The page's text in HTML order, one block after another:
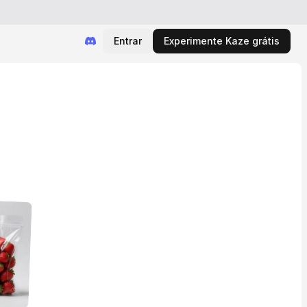
Entrar Experimente Kaze grátis